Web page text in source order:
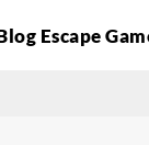
Escape